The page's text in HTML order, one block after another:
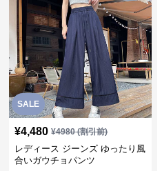
SALE
¥4,480 ¥4980(割引前)
レディース ジーンズ ゆったり風
合いガウチョパンツ